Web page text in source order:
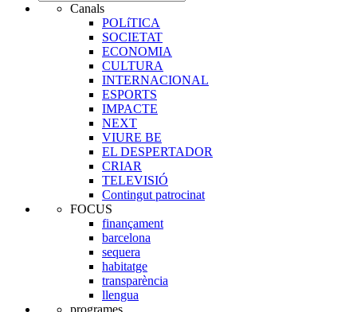
Canals
POLíTICA
SOCIETAT
ECONOMIA
CULTURA
INTERNACIONAL
ESPORTS
IMPACTE
NEXT
VIURE BE
EL DESPERTADOR
CRIAR
TELEVISIÓ
Contingut patrocinat
FOCUS
finançament
barcelona
sequera
habitatge
transparència
llengua
programes